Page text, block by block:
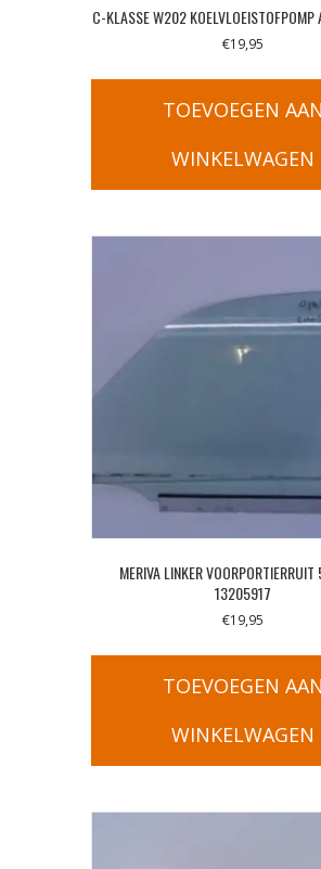
C-KLASSE W202
€19,95
TOEVOEGEN AAN
WINKELWAGEN
MERIVA LINKER
13205917
€19,95
TOEVOEGEN AAN
WINKELWAGEN